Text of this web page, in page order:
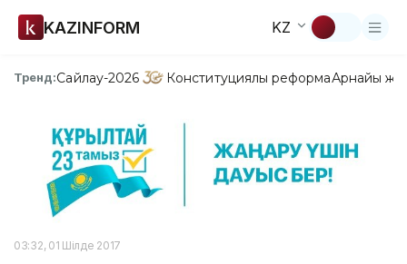
KAZINFORM KZ
Тренд:Сайлау-2026 Конституциялық реформаАрнайы
03:32, 01 Шілде 2017